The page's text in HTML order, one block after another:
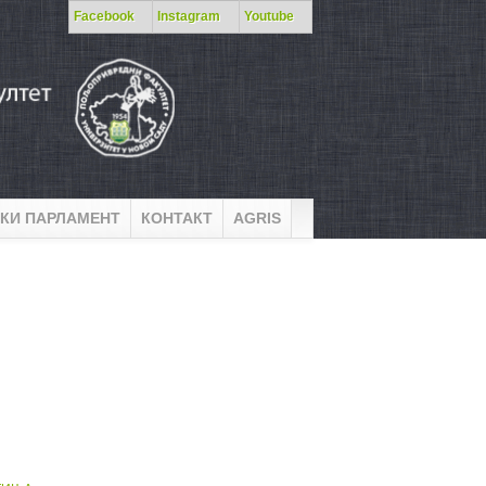
Facebook Instagram Youtube
ПАРЛАМЕНТ КОНТАКТ AGRIS